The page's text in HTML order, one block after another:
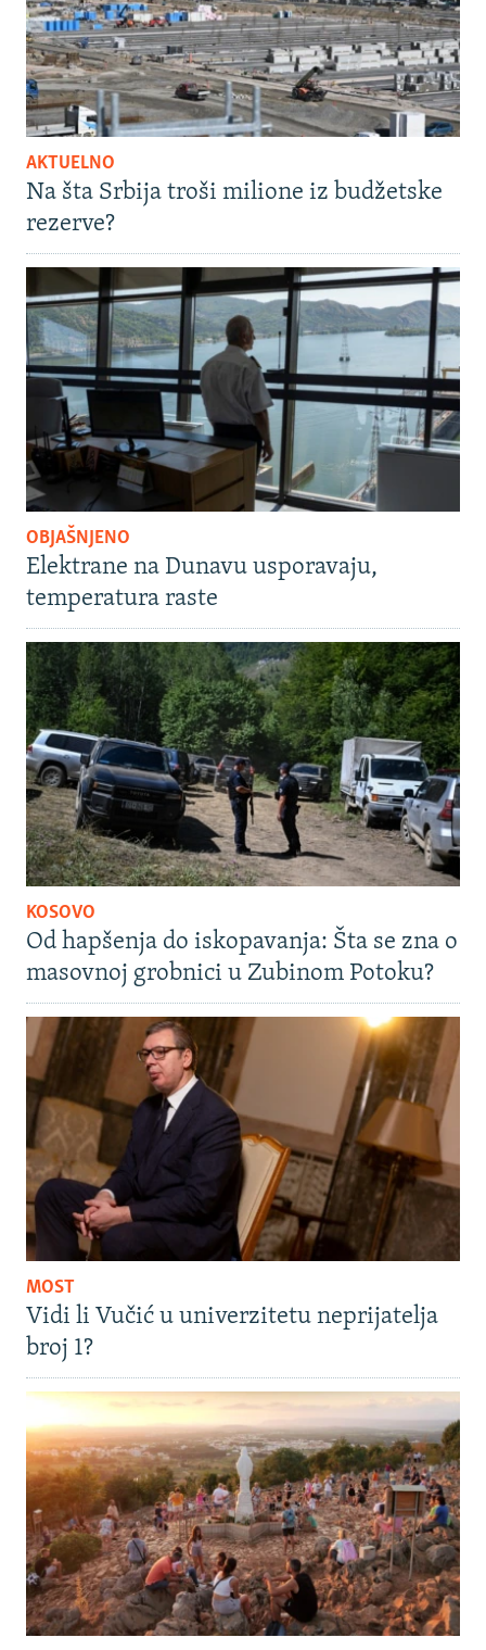
AKTUELNO
Na šta Srbija troši milione iz budžetske
rezerve?
OBJAŠNJENO
Elektrane na Dunavu usporavaju,
temperatura raste
KOSOVO
Od hapšenja do iskopavanja: Šta se zna o
masovnoj grobnici u Zubinom Potoku?
MOST
Vidi li Vučić u univerzitetu neprijatelja
broj 1?